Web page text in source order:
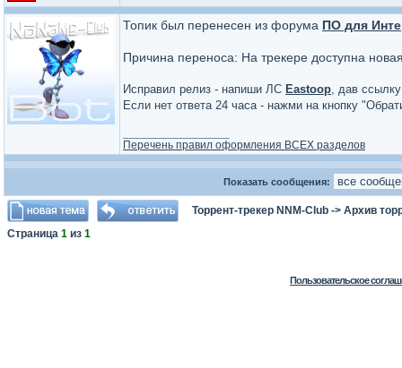
Топик был перенесен из форума ПО для
Причина переноса: На трекере доступна
Исправил релиз - напиши ЛС Eastoop, дав
Если нет ответа 24 часа - нажми на кнопку
Перечень правил оформления ВСЕХ разделов
Показать сообщения:
Торрент-трекер NNM-Club -> Архив
Страница 1 из 1
Пользовательское